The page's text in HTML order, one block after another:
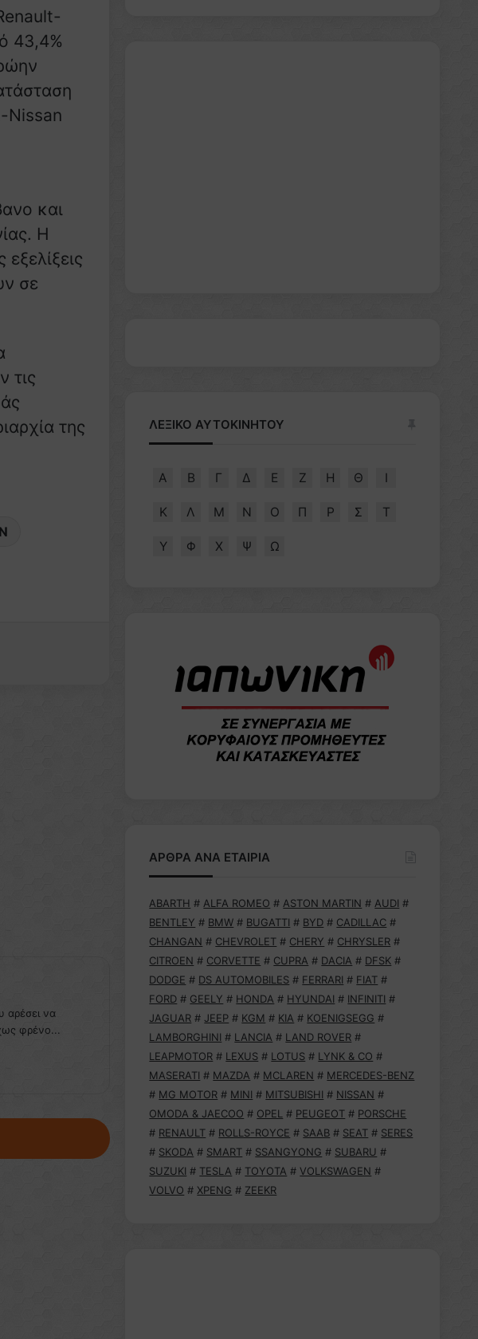
43,4%
Nissan
και
Η
σε
τις
της
αρέσει να
φρένο...
ΛΕΞΙΚΟ ΑΥΤΟΚΙΝΗΤΟΥ
Α Β Γ Δ Ε Ζ Η Θ Ι
Κ Λ Μ Ν Ο Π Ρ Σ Τ
Υ Φ Χ Ψ Ω
ΑΡΘΡΑ ΑΝΑ ΕΤΑΙΡΙΑ
ABARTH # ALFA ROMEO # ASTON MARTIN # AUDI #
BENTLEY # BMW # BUGATTI # BYD # CADILLAC #
CHANGAN # CHEVROLET # CHERY # CHRYSLER #
CITROEN # CORVETTE # CUPRA # DACIA # DFSK #
DODGE # DS AUTOMOBILES # FERRARI # FIAT #
FORD # GEELY # HONDA # HYUNDAI # INFINITI #
JAGUAR # JEEP # KGM # KIA # KOENIGSEGG #
LAMBORGHINI # LANCIA # LAND ROVER #
LEAPMOTOR # LEXUS # LOTUS # LYNK & CO #
MASERATI # MAZDA # MCLAREN # MERCEDES-BENZ
# MG MOTOR # MINI # MITSUBISHI # NISSAN #
OMODA & JAECOO # OPEL # PEUGEOT # PORSCHE
# RENAULT # ROLLS-ROYCE # SAAB # SEAT # SERES
# SKODA # SMART # SSANGYONG # SUBARU #
SUZUKI # TESLA # TOYOTA # VOLKSWAGEN #
VOLVO # XPENG # ZEEKR